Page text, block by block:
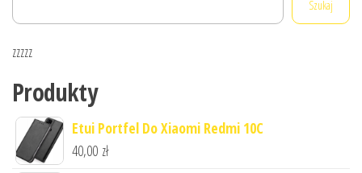
Szukaj
zzzzz
Produkty
Etui Portfel Do Xiaomi Redmi 10C
40,00 zł